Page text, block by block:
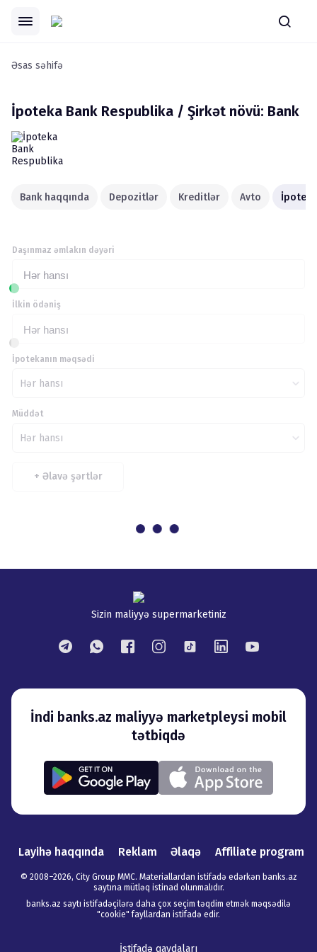
Əsas səhifə
İpoteka Bank Respublika / Şirkət növü: Bank
Bank haqqında Depozitlər Kreditlər Avto İpoteka
İpotekanın məqsədi
Hər hansı
Hər hansı
Daşınmaz əmlakın dəyəri
Hər hansı
İlkin ödəniş
Müddət
Hər hansı
+ Əlavə şərtlər
Sizin maliyyə supermarketiniz
İndi banks.az maliyyə marketpleysi mobil
tətbiqdə
Layihə haqqında Reklam Əlaqə Affiliate program
© 2008–2026, City Group MMC. Materiallardan istifadə edərkən banks.az
saytına mütləq istinad olunmalıdır.
banks.az saytı istifadəçilərə daha çox seçim təqdim etmək məqsədilə
"cookie" fayllardan istifadə edir.
İstifadə qaydaları